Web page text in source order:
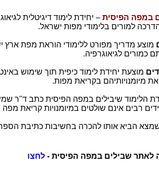
במפה הפיסית – יחידת לימוד דיגיטלית
למורים בלימודי מפות ישראל.
מוצע מדריך מפורט ללימודי הוראת מפת ארץ
כמורים לגיאוגרפיה.
מוצעת יחידת לימוד כיפית תוך שימוש
את מיומנויותיהם בקריאת מפות.
הלימוד שיבילים במפה הפיסית כתב ד"ר
רבים אינם שולטים במיומנויות קריאת
הביא אותו להכרה בחשיבות כתיבת
לאתר שבילים במפה הפיסית -לחצו